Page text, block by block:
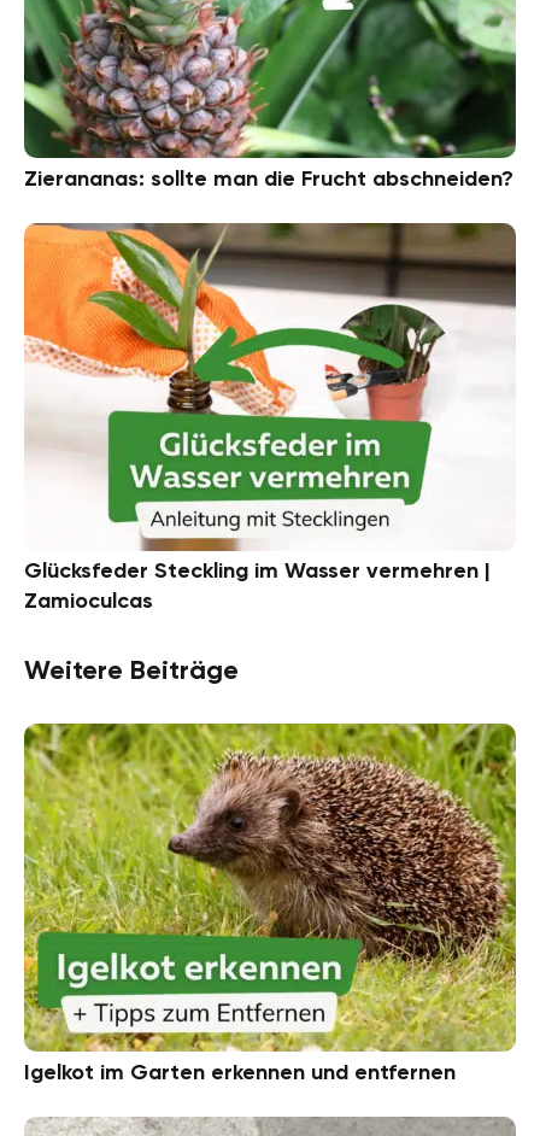
Zierananas: sollte man die Frucht abschneiden?
Glücksfeder Steckling im Wasser vermehren |
Zamioculcas
Weitere Beiträge
Igelkot im Garten erkennen und entfernen